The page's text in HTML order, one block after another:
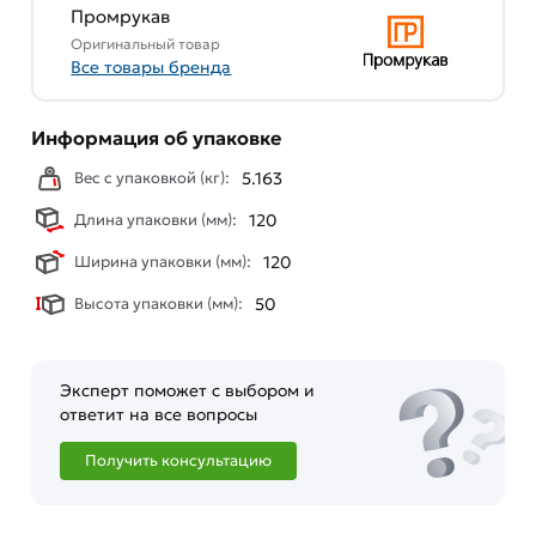
Данний товар от производителя
сертифицирован,
соответствует всем стандартам качества. Возврат
Промрукав
Оригинальный товар
Все товары бренда
Информация об упаковке
Вес с упаковкой (кг): 5.163
Длина упаковки (мм): 120
Ширина упаковки (мм): 120
Высота упаковки (мм): 50
Эксперт поможет с выбором и
ответит на все вопросы
Получить консультацию